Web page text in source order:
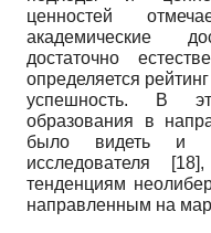
ценностей
академические
достаточно
определяется
успешность. В
образования в
было видеть и в
исследователя
[18],
тенденциям
направленным на